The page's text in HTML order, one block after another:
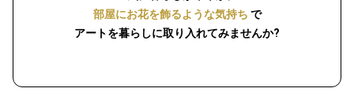
部屋にお花を飾るような気持ち で
アートを暮らしに取り入れてみませんか?